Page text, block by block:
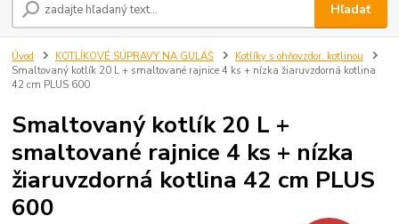
Hľadať
Úvod KOTLÍKOVÉ SÚPRAVY NA GULÁŠ
Kotlíky s ohňovzdor. kotlinou
Smaltovaný kotlík 20 L + smaltované rajnice 4 ks + nízka žiaruvzdorná kotlina
42 cm PLUS 600
Smaltovaný kotlík 20 L +
smaltované rajnice 4 ks + nízka
žiaruvzdorná kotlina 42 cm PLUS
600